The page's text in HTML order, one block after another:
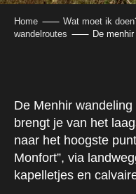
Home Wat moet ik
wandelroutes
De
De Menhir
brengt je van het
naar het hoogste
Monfort”, via
kapelletjes en